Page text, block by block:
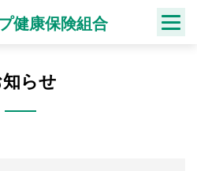
健康保険組合
らせ